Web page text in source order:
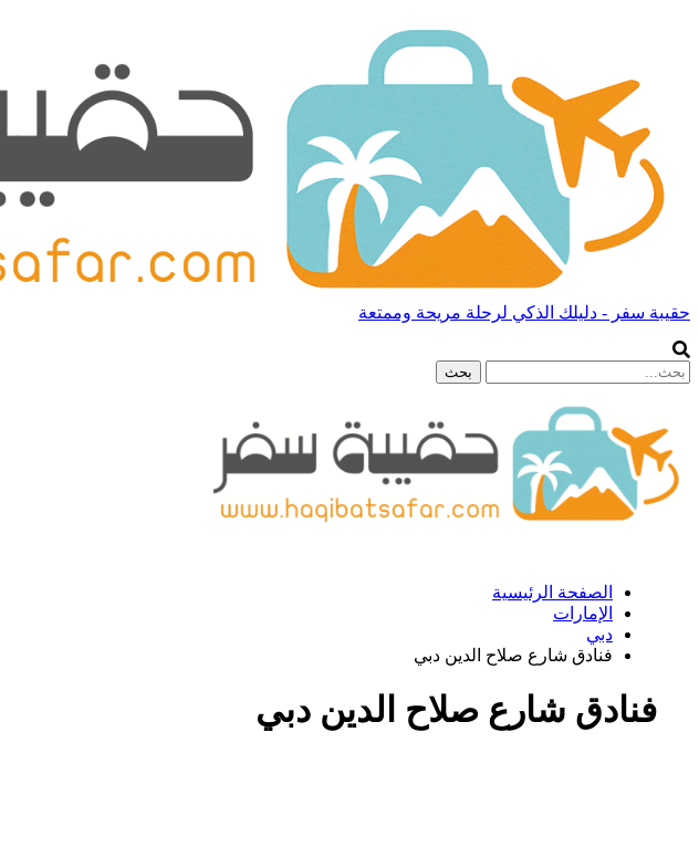
حقيبة سفر - دليلك الذكي لرحلة مريحة وممتعة
الصفحة الرئيسية
الإمارات
دبي
فنادق شارع صلاح الدين دبي
فنادق شارع صلاح الدين دبي